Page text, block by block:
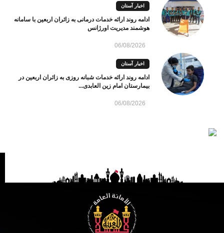
اخبار آستان
ادامه روند ارائه خدمات درمانی به زائران اربعین با سامانه
هوشمند مدیریت اورژانس
06/08/2026
اخبار آستان
ادامه روند ارائه خدمات شبانه روزی به زائران اربعین در
بیمارستان امام زین العابدی...
06/08/2026